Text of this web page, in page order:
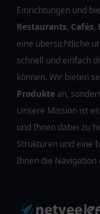
Einrichtungen und
Restaurants, Cafés,
eine übersichtliche
schnell und einfach
können. Wir bieten
Produkte an,
Unsere Mission ist
und Ihnen dabei zu
Strukturen und eine
Ihnen die